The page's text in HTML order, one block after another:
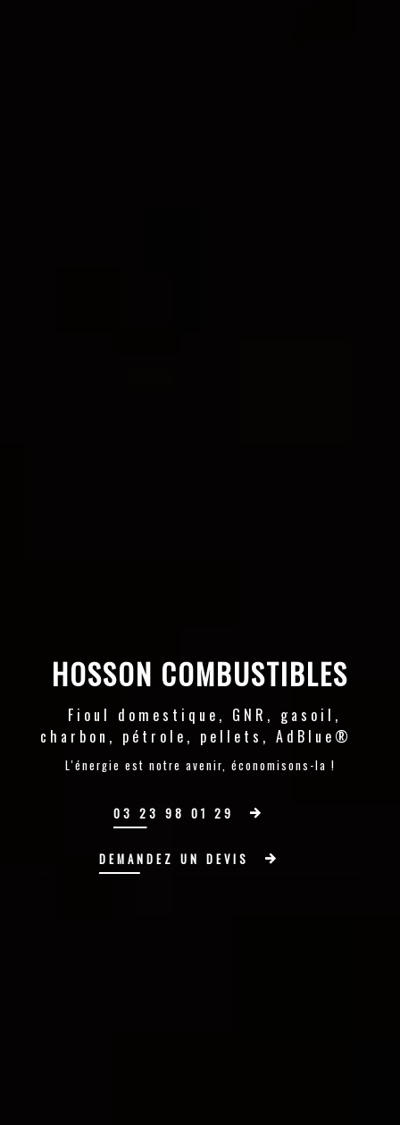
HOSSON COMBUSTIBLES
Fioul domestique, GNR, gasoil,
charbon, pétrole, pellets, AdBlue®
L'énergie est notre avenir, économisons-la !
03 23 98 01 29
DEMANDEZ UN DEVIS